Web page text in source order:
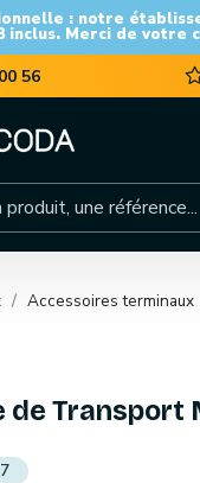
: notre
inclus. Merci de votre
56
Accessoires terminaux
de Transport